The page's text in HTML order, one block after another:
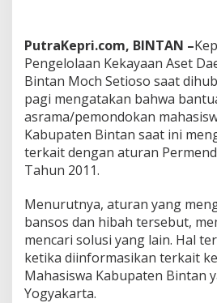
a
m
a
M
a
h
a
s
a
D
i
u
a
PutraKepri.com, BINTAN –
Pengelolaan Kekayaan Aset
Bintan Moch Setioso saat
pagi mengatakan bahwa
asrama/pemondokan
Kabupaten Bintan saat ini
terkait dengan aturan
Tahun 2011.
Menurutnya, aturan yang
bansos dan hibah tersebut,
mencari solusi yang lain. Hal
ketika diinformasikan terkait
Mahasiswa Kabupaten Bintan
Yogyakarta.